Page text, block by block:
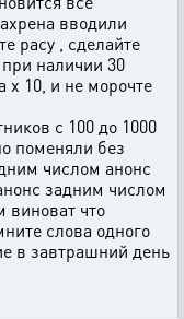
вводили
расу , сделайте
наличии 30
х 10, и не морочте
с 100 до 1000
поменяли без
числом анонс
задним числом
виноват что
слова одного
в завтрашний день